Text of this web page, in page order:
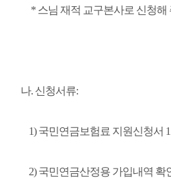
* 스님 재적 교구본사로 신청해
나. 신청서류:
1) 국민연금보험료 지원신청서
2) 국민연금산정용 가입내역 확